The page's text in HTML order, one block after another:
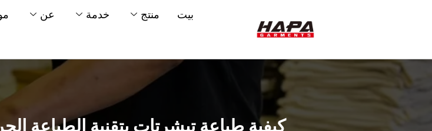
بيت منتج خدمة عن
كيفية طباعة تيشرتات بتقنية الطباعة